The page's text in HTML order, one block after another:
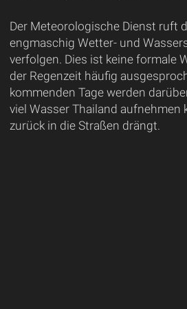
Der Meteorologische Dienst ruft
engmaschig Wetter- und
verfolgen. Dies ist keine formale
der Regenzeit häufig
kommenden Tage werden
viel Wasser Thailand aufnehmen
zurück in die Straßen drängt.